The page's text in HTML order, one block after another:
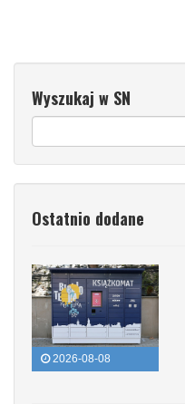
Wyszukaj w SN
Ostatnio dodane
2026-08-08